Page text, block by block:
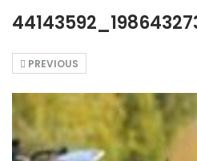
PREVIOUS